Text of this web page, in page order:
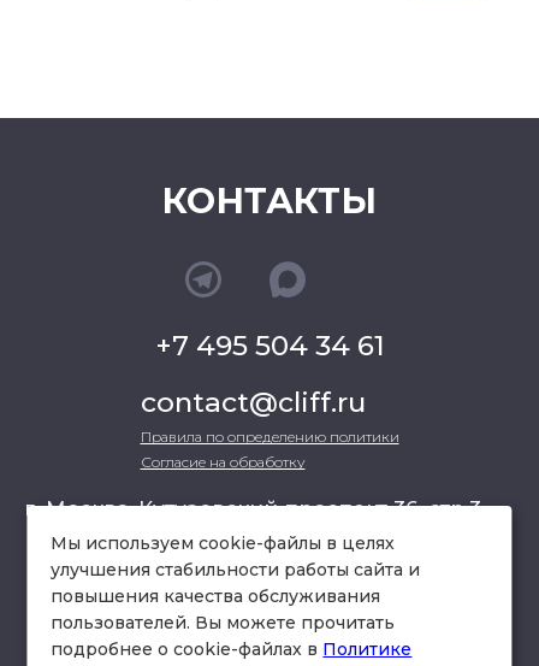
КОНТАКТЫ
+7 495 504 34 61
contact@cliff.ru
Правила по определению политики
Согласие на обработку
г. Москва, Кутузовский проспект 36, стр.3 ,
офис 301
схема проезда
Мы используем cookie-файлы в целях
улучшения стабильности работы сайта и
повышения качества обслуживания
пользователей. Вы можете прочитать
подробнее о cookie-файлах в Политике